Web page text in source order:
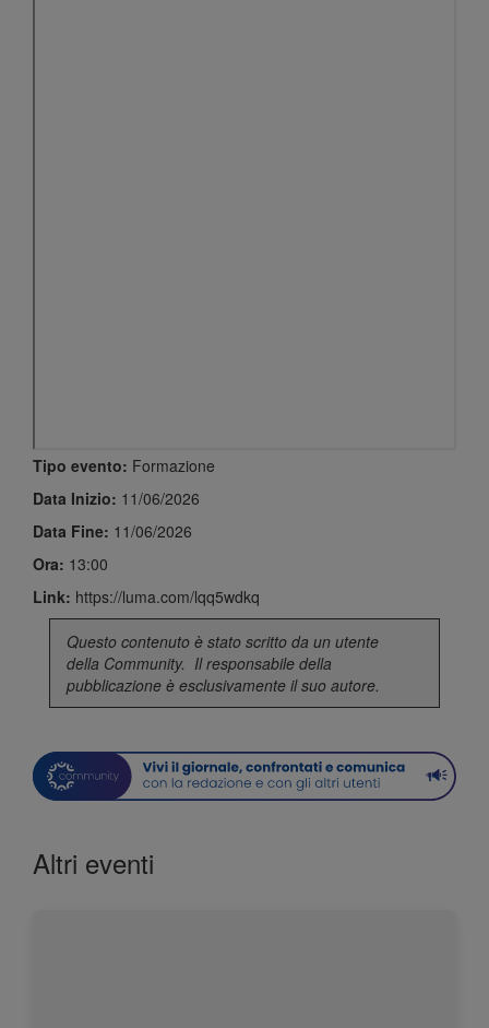
Tipo evento: Formazione
Data Inizio: 11/06/2026
Data Fine: 11/06/2026
Ora: 13:00
Link: https://luma.com/lqq5wdkq
Questo contenuto è stato scritto da un utente
della Community. Il responsabile della
pubblicazione è esclusivamente il suo autore.
Altri eventi